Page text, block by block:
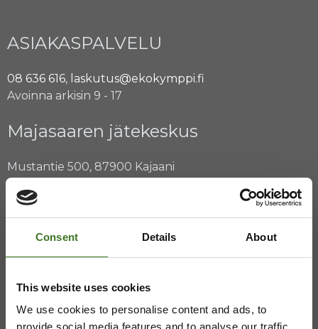
Consent Details About
This website uses cookies
We use cookies to personalise content and ads, to
provide social media features and to analyse our traffic.
ASIAKASPALVELU
08 636 616, laskutus@ekokymppi.fi
Avoinna arkisin 9 - 17
Majasaaren jätekeskus
Mustantie 500, 87900 Kajaani
044 710 0425
Saavutettavuusseloste Tietosuojaselosteita